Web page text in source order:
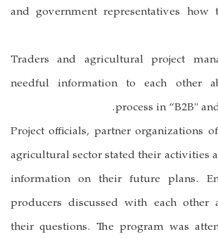
and government representatives
Traders and agricultural project
needful information to each other
process in “B2B"
Project officials, partner organizations
agricultural sector stated their activities
information on their future plans.
producers discussed with each other
their questions. The program was